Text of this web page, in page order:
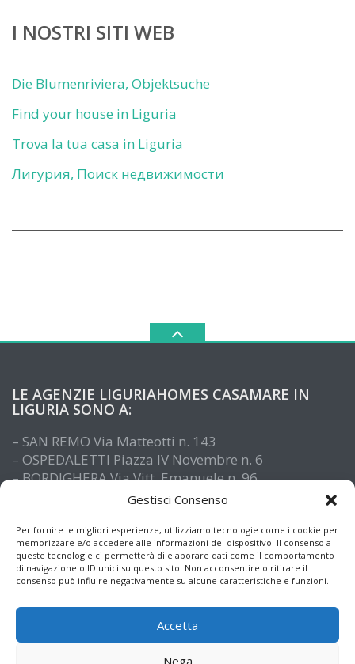
Gestisci Consenso
Per fornire le migliori esperienze, utilizziamo tecnologie come i cookie per
memorizzare e/o accedere alle informazioni del dispositivo. Il consenso a
queste tecnologie ci permetterà di elaborare dati come il comportamento
di navigazione o ID unici su questo sito. Non acconsentire o ritirare il
consenso può influire negativamente su alcune caratteristiche e funzioni.
Accetta
Nega
I NOSTRI SITI WEB
Die Blumenriviera, Objektsuche
Find your house in Liguria
Trova la tua casa in Liguria
Лигурия, Поиск недвижимости
LE AGENZIE LIGURIAHOMES CASAMARE IN
LIGURIA SONO A:
– SAN REMO Via Matteotti n. 143
– OSPEDALETTI Piazza IV Novembre n. 6
– BORDIGHERA Via Vitt. Emanuele n. 96
– IMPERIA Piazza De Amicis n. 15
– ALASSIO Via XX Settembre n. 61